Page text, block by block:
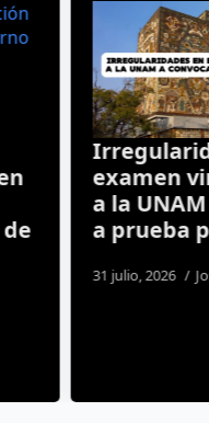
examen
a la UNAM a
a prueba
31 julio, 2026 José